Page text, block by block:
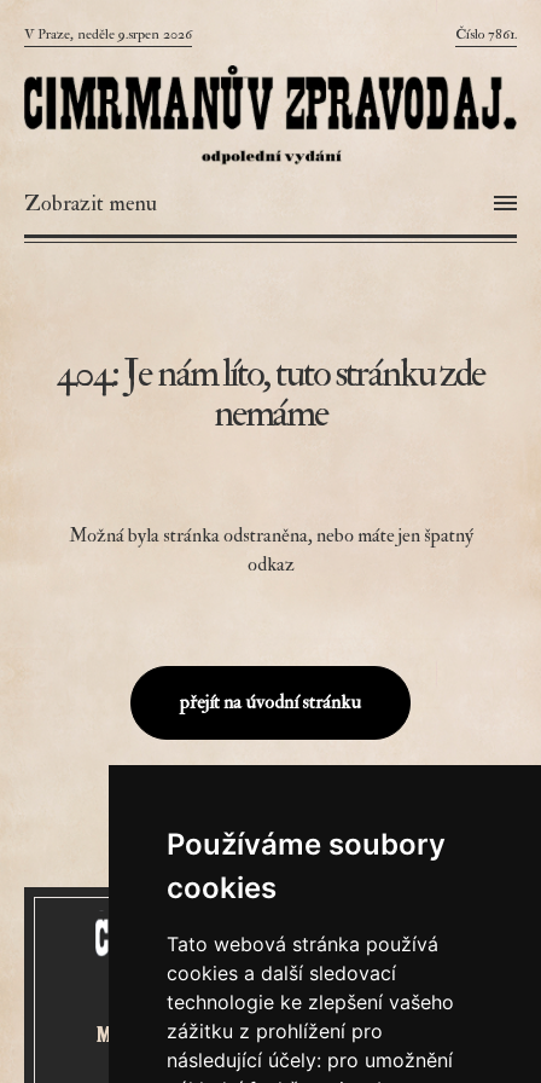
Používáme soubory
cookies
Tato webová stránka používá
cookies a další sledovací
technologie ke zlepšení vašeho
zážitku z prohlížení pro
následující účely: pro umožnění
V Praze, neděle 9.srpen 2026 Číslo 7861.
Zobrazit menu
404: Je nám líto, tuto stránku zde
nemáme
Možná byla stránka odstraněna, nebo máte jen špatný
odkaz
přejít na úvodní stránku
Mecenášem Cimrmanova Zpravodaje
je společnost